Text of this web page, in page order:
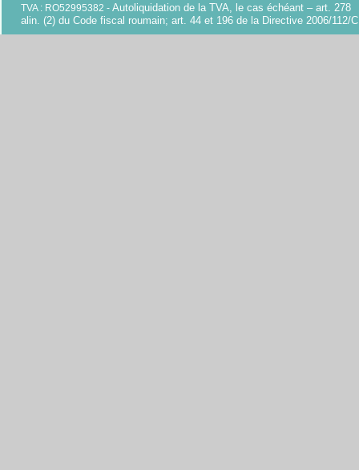
TVA : RO52995382 - Autoliquidation de la TVA, le cas échéant – art. 278
alin. (2) du Code fiscal roumain; art. 44 et 196 de la Directive 2006/112/